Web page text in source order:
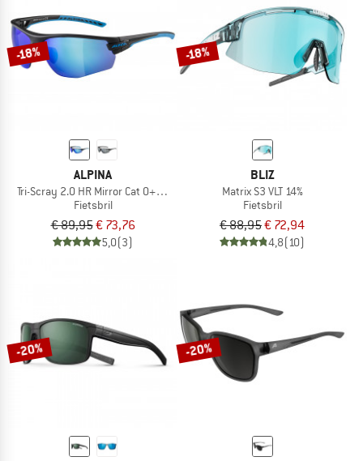
-18%
ALPINA
Tri-Scray 2.0 HR Mirror Cat 0+2+3
Fietsbril
€ 89,95€ 73,76
5,0(3)
-18%
BLIZ
Matrix S3 VLT 14%
Fietsbril
€ 88,95€ 72,94
4,8(10)
-20% -20%